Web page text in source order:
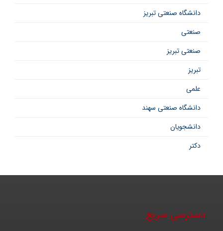
دانشگاه صنعتی تبریز
صنعتی
صنعتی تبریز
تبریز
علمی
دانشگاه صنعتی سهند
دانشجویان
دکتر
دسترسی سریع